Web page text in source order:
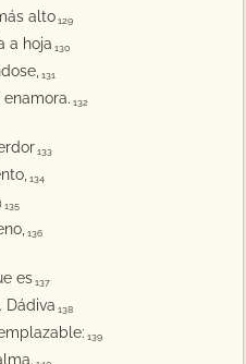
alto 129
a hoja 130
131
132
133
134
135
136
es 137
Dádiva 138
139